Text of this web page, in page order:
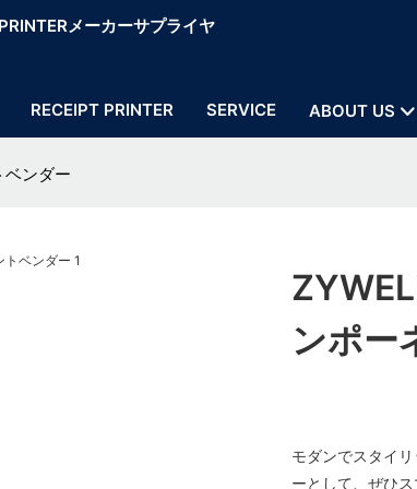
メーカーサプライヤ
RECEIPT PRINTER SERVICE ABOUT US
ベンダー
ンポー
モダンでスタイ
ーとして、ぜひス